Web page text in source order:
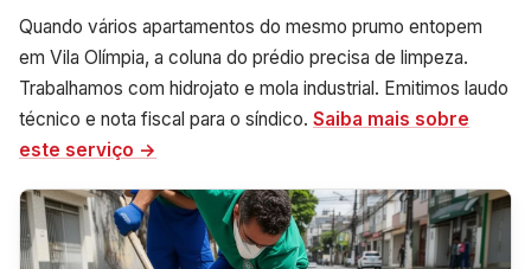
Quando vários apartamentos do mesmo prumo entopem
em Vila Olímpia, a coluna do prédio precisa de limpeza.
Trabalhamos com hidrojato e mola industrial. Emitimos laudo
técnico e nota fiscal para o síndico. Saiba mais sobre
este serviço →